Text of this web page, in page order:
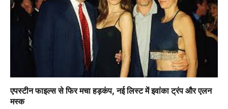
एपस्टीन फाइल्स से फिर मचा हड़कंप, नई लिस्ट में इवांका ट्रंप और एलन
मस्क